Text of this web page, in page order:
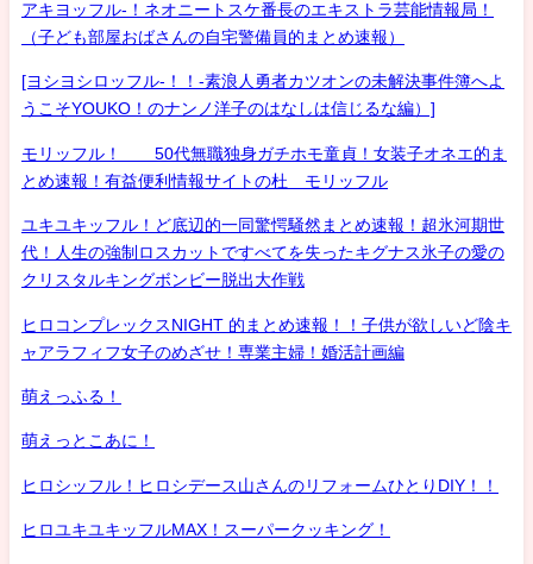
アキヨッフル-！ネオニートスケ番長のエキストラ芸能情報局！
（子ども部屋おばさんの自宅警備員的まとめ速報）
[ヨシヨシロッフル-！！-素浪人勇者カツオンの未解決事件簿へよ
うこそYOUKO！のナンノ洋子のはなしは信じるな編）]
モリッフル！ 50代無職独身ガチホモ童貞！女装子オネエ的ま
とめ速報！有益便利情報サイトの杜 モリッフル
ユキユキッフル！ど底辺的一同驚愕騒然まとめ速報！超氷河期世
代！人生の強制ロスカットですべてを失ったキグナス氷子の愛の
クリスタルキングボンビー脱出大作戦
ヒロコンプレックスNIGHT 的まとめ速報！！子供が欲しいど陰キ
ャアラフィフ女子のめざせ！専業主婦！婚活計画編
萌えっふる！
萌えっとこあに！
ヒロシッフル！ヒロシデース山さんのリフォームひとりDIY！！
ヒロユキユキッフルMAX！スーパークッキング！